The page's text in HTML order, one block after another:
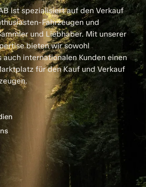
ist spezialisiert auf den Verkauf
Fahrzeugen und
und Liebhaber. Mit unserer
bieten wir sowohl
auch internationalen Kunden einen
für den Kauf und Verkauf